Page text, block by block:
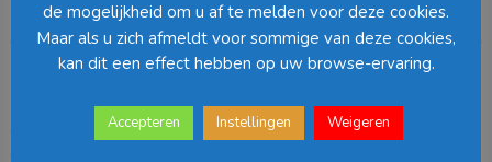
Beschrijving
Sierkussen Paddy van In The Mood Collection zorgt niet alleen voor
de mogelijkheid om u af te melden voor deze cookies.
Maar als u zich afmeldt voor sommige van deze cookies,
kan dit een effect hebben op uw browse-ervaring.
Accepteren Instellingen Weigeren